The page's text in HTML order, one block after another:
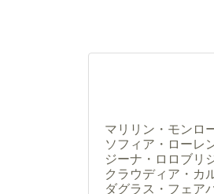
マリリン・モンロ
ソフィア・ローレ
ジーナ・ロロブリ
クラウディア・カ
ダグラス・フェア